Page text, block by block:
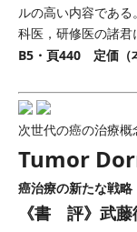
ルの高い内容であ
科医，研修医の諸君
B5・頁440 定価（
次世代の癌の治療概
Tumor
癌治療の新たな戦略
《書 評》武藤